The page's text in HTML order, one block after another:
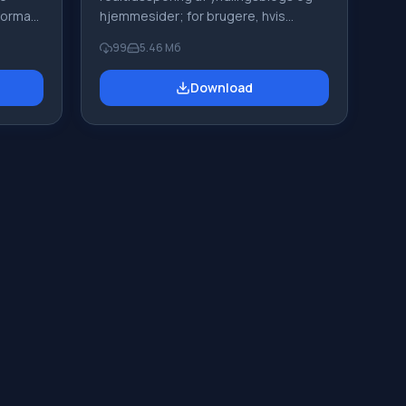
hjemmesider; for brugere, hvis
behandle og læse en enorm mængde
nyheder. Her kan du nemt tilpasse et
panel til visning af flere vinduer,
99 5.46 Mб
Download